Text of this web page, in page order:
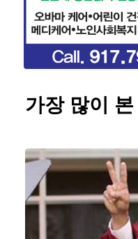
가장 많이